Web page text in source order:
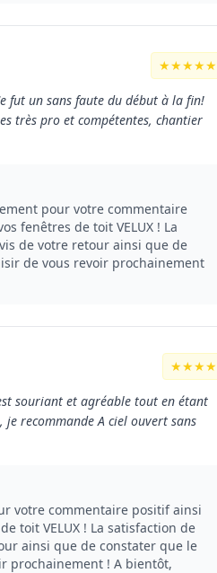
★★★★★
fut un sans faute du début à la fin!
très pro et compétentes, chantier
pour votre commentaire
fenêtres de toit VELUX ! La
de votre retour ainsi que de
de vous revoir prochainement
★★★★
souriant et agréable tout en étant
recommande A ciel ouvert sans
votre commentaire positif ainsi
toit VELUX ! La satisfaction de
ainsi que de constater que le
prochainement ! A bientôt,